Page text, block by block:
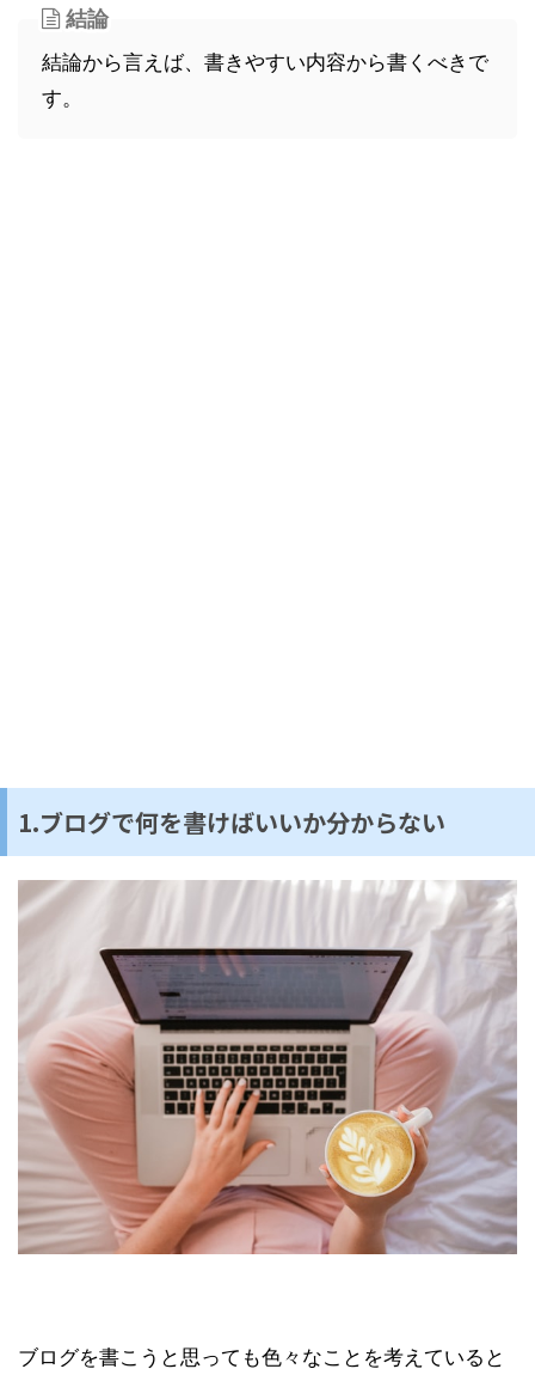
結論
結論から言えば、書きやすい内容から書くべきで
す。
1.ブログで何を書けばいいか分からない
ブログを書こうと思っても色々なことを考えていると